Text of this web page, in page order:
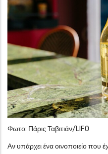
Φωτο: Πάρις Ταβιτιάν/LIFO
Αν υπάρχει ένα οινοποιείο που